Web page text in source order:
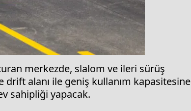
merkezde, slalom ve ileri sürüş
alanı ile geniş kullanım kapasitesine
sahipliği yapacak.